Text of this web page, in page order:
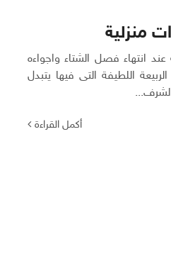
منزلية
انتهاء فصل الشتاء واجواءه
اللطيفة التى فيها يتبدل
أكمل القراءة